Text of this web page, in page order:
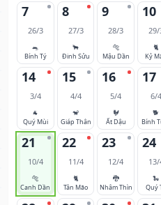
7
26/3
🐀
Bính Tý
8
27/3
🐂
Đinh Sửu
9
28/3
🐅
Mậu Dần
10
29/
🐈
Kỷ
14
3/4
🐐
Quý Mùi
15
4/4
🐒
Giáp Thân
16
5/4
🐓
Ất Dậu
17
6/4
🐕
Bính
21
10/4
🐅
Canh Dần
22
11/4
🐈
Tân Mão
23
12/4
🐉
Nhâm Thìn
24
🐍
Quý